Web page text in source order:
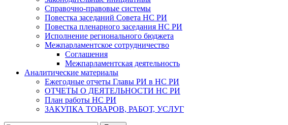
Справочно-правовые системы
Повестка заседаний Совета НС РИ
Повестка пленарного заседания НС РИ
Исполнение регионального бюджета
Межпарламентское сотрудничество
Соглашения
Межпарламентская деятельность
Аналитические материалы
Ежегодные отчеты Главы РИ в НС РИ
ОТЧЕТЫ О ДЕЯТЕЛЬНОСТИ НС РИ
План работы НС РИ
ЗАКУПКА ТОВАРОВ, РАБОТ, УСЛУГ